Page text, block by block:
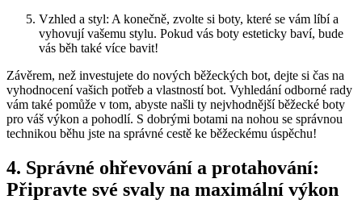
Vzhled a styl: A konečně, zvolte si boty, které se vám líbí a
vyhovují vašemu stylu. Pokud vás boty esteticky baví, bude
vás běh také více bavit!
Závěrem, než investujete do nových běžeckých bot, dejte si čas na
vyhodnocení vašich potřeb a vlastností bot. Vyhledání odborné rady
vám také pomůže v tom, abyste našli ty nejvhodnější běžecké boty
pro váš výkon a pohodlí. S dobrými botami na nohou se správnou
technikou běhu jste na správné cestě ke běžeckému úspěchu!
4. Správné ohřevování a protahování:
Připravte své svaly na maximální výkon